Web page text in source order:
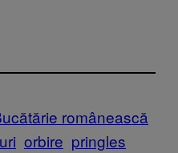
românească
orbire pringles